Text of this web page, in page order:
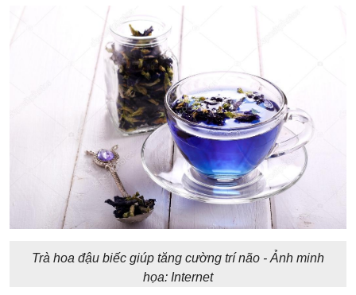
Trà hoa đậu biếc giúp tăng cường trí não - Ảnh minh
họa: Internet